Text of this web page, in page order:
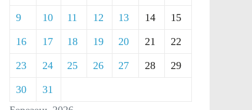
9 10 11 12 13 14 15
16 17 18 19 20 21 22
23 24 25 26 27 28 29
30 31